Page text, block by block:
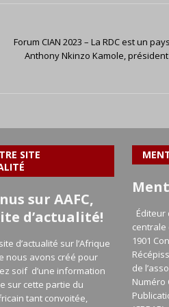
Forum CIAN 2023 – La RDC est un
Anthony Nkinzo Kamole, président
SITE
sur AAFC,
d’actualité!
d’actualité sur l’Afrique
nous avons créé pour
soif d’une information
sur cette partie du
tant convoitée,
Éditeur
centrale
1901
de
Numéro